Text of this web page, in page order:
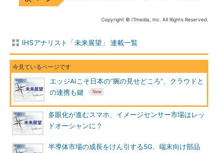
Copyright © ITmedia, Inc. All Rights Reserved.
IHSアナリスト「未来展望」 連載一覧
エッジAIこそ日本の“腕の見せどころ”、クラウドと
の連携も鍵
多眼化が進むスマホ、イメージセンサー市場はレッ
ドオーシャンに？
半導体市場の成長をけん引する5G、端末向け部品